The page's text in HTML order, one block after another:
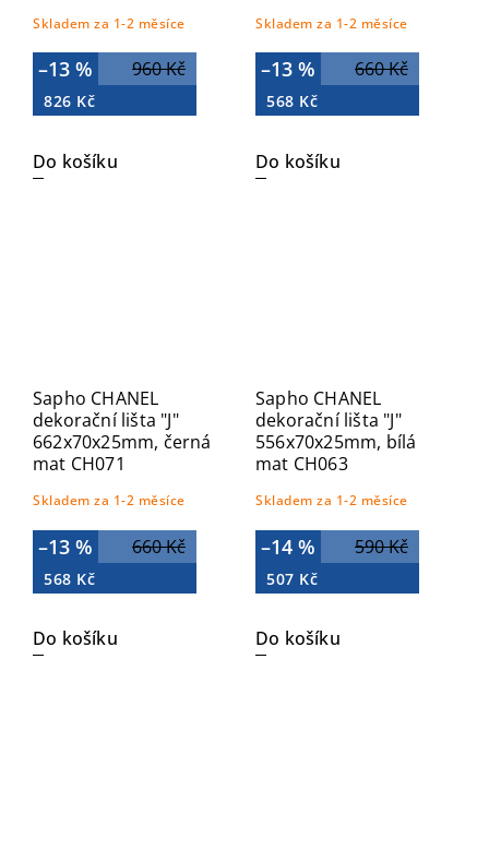
Skladem za 1-2 měsíce
960 Kč
–13 %
826 Kč
Do košíku
Skladem za 1-2 měsíce
660 Kč
–13 %
568 Kč
Do košíku
Sapho CHANEL
dekorační lišta "J"
662x70x25mm, černá
mat CH071
Skladem za 1-2 měsíce
660 Kč
–13 %
568 Kč
Do košíku
Sapho CHANEL
dekorační lišta "J"
556x70x25mm, bílá
mat CH063
Skladem za 1-2 měsíce
590 Kč
–14 %
507 Kč
Do košíku